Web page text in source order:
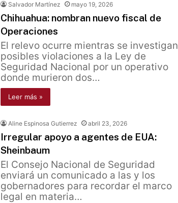
Salvador Martínez mayo 19, 2026
Chihuahua: nombran nuevo fiscal de
Operaciones
El relevo ocurre mientras se investigan
posibles violaciones a la Ley de
Seguridad Nacional por un operativo
donde murieron dos…
Leer más »
Aline Espinosa Gutierrez abril 23, 2026
Irregular apoyo a agentes de EUA:
Sheinbaum
El Consejo Nacional de Seguridad
enviará un comunicado a las y los
gobernadores para recordar el marco
legal en materia…